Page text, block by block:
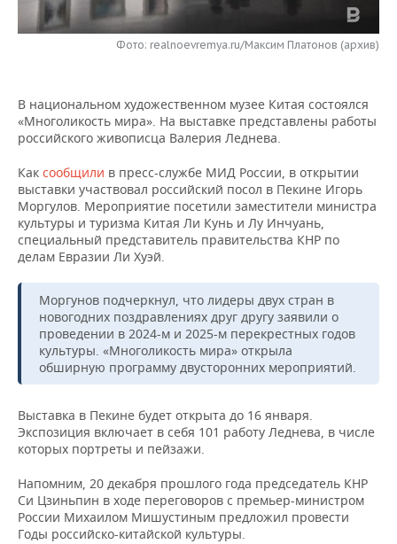
НЕФТЕХИМИЯ
ЭНЕРГЕТИКА
РОЗНИЧНАЯ ТОРГОВЛЯ
УСЛУГИ
НОВОСТИ ТЕХНОЛОГИЙ
МЕДИА
МЕРОПРИЯТИЯ
ВЫЕЗДНАЯ РЕДАКЦИЯ
ONLINE-КОНФЕРЕНЦИИ
ОТКРЫТАЯ ЛЕКЦИЯ
НОВОСТИ СПОРТА
ХОККЕЙ
БАСКЕТБОЛ
КИБЕРСПОРТ
ФИГУРНОЕ КАТАНИЕ
ХОККЕЙ С МЯЧОМ
ОБЩЕСТВО
ВЛАСТЬ
ИНФРАСТРУКТУРА
КУЛЬТУРА
МЕДИЦИНА
ПРОИСШЕСТВИЯ
СЮЖЕТЫ
СПРАВОЧНИК
СПИСОК КОМПАНИЙ
ПОЛНАЯ ВЕРСИЯ
Фото: realnoevremya.ru/Максим Платонов (архив)
В национальном художественном музее Китая состоялся
«Многоликость мира». На выставке представлены работы
российского живописца Валерия Леднева.
Как сообщили в пресс-службе МИД России, в открытии
выставки участвовал российский посол в Пекине Игорь
Моргулов. Мероприятие посетили заместители министра
культуры и туризма Китая Ли Кунь и Лу Инчуань,
специальный представитель правительства КНР по
делам Евразии Ли Хуэй.
Моргунов подчеркнул, что лидеры двух стран в
новогодних поздравлениях друг другу заявили о
проведении в 2024-м и 2025-м перекрестных годов
культуры. «Многоликость мира» открыла
обширную программу двусторонних мероприятий.
Выставка в Пекине будет открыта до 16 января.
Экспозиция включает в себя 101 работу Леднева, в числе
которых портреты и пейзажи.
Напомним, 20 декабря прошлого года председатель КНР
Си Цзиньпин в ходе переговоров с премьер-министром
России Михаилом Мишустиным предложил провести
Годы российско-китайской культуры.